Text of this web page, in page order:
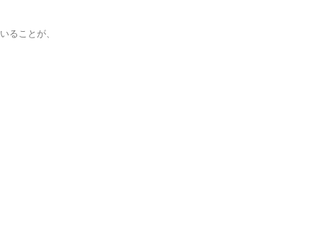
ることが、